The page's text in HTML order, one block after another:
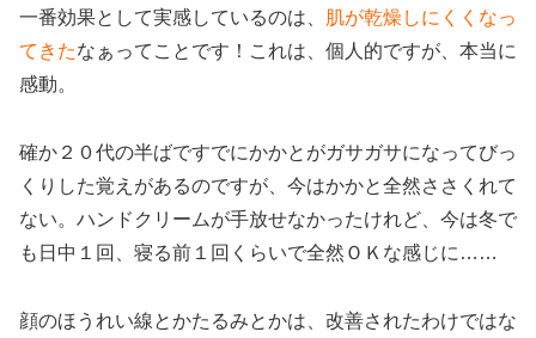
一番効果として実感しているのは、 肌が乾燥しにくくなっ
てきたなぁってことです！これは、個人的ですが、本当に
感動。
確か２０代の半ばですでにかかとがガサガサになってびっ
くりした覚えがあるのですが、今はかかと全然ささくれて
ない。ハンドクリームが手放せなかったけれど、今は冬で
も日中１回、寝る前１回くらいで全然ＯＫな感じに……
顔のほうれい線とかたるみとかは、改善されたわけではな